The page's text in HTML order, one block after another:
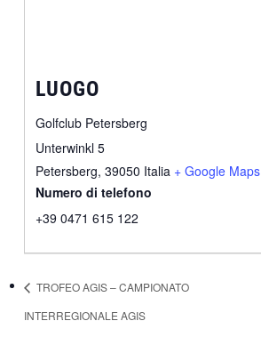
LUOGO
Golfclub Petersberg
Unterwinkl 5
Petersberg, 39050 Italia + Google Maps
Numero di telefono
+39 0471 615 122
TROFEO AGIS – CAMPIONATO
INTERREGIONALE AGIS